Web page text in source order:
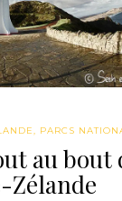
PARCS
au bout
Zélande